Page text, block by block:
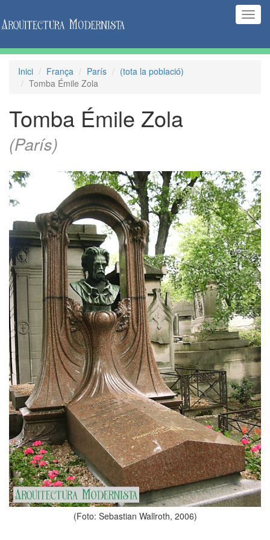
Inici França París
(tota la població)
Tomba Émile Zola
Tomba Émile Zola
(París)
(Foto: Sebastian Wallroth, 2006)